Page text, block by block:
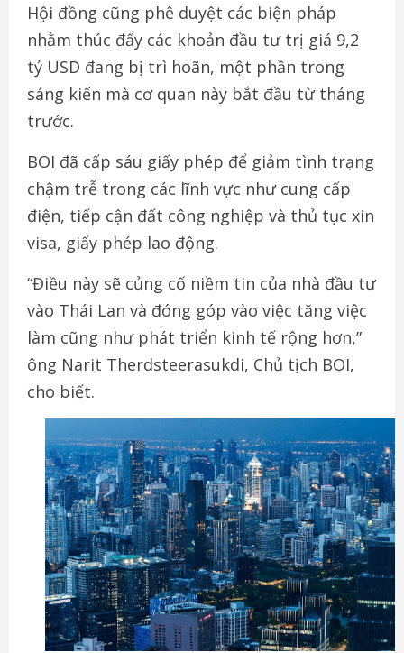
Hội đồng cũng phê duyệt các biện pháp
nhằm thúc đẩy các khoản đầu tư trị giá 9,2
tỷ USD đang bị trì hoãn, một phần trong
sáng kiến mà cơ quan này bắt đầu từ tháng
trước.
BOI đã cấp sáu giấy phép để giảm tình trạng
chậm trễ trong các lĩnh vực như cung cấp
điện, tiếp cận đất công nghiệp và thủ tục xin
visa, giấy phép lao động.
“Điều này sẽ củng cố niềm tin của nhà đầu tư
vào Thái Lan và đóng góp vào việc tăng việc
làm cũng như phát triển kinh tế rộng hơn,”
ông Narit Therdsteerasukdi, Chủ tịch BOI,
cho biết.